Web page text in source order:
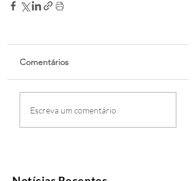
Comentários
Escreva um comentário